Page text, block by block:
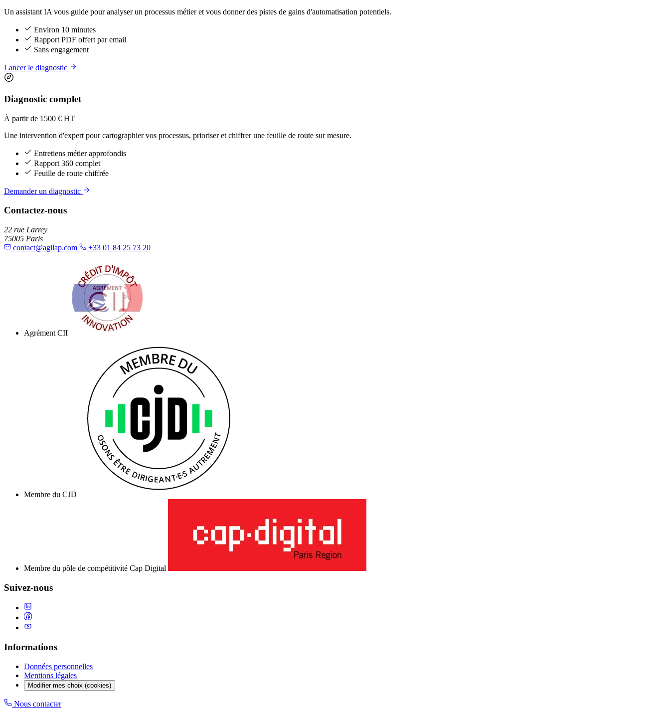
Un assistant IA vous guide pour analyser un processus métier et vous donner des pistes de gains d'automatisation potentiels.
Environ 10 minutes
Rapport PDF offert par email
Sans engagement
Lancer le diagnostic
Diagnostic complet
À partir de 1500 € HT
Une intervention d'expert pour cartographier vos processus, prioriser et chiffrer une feuille de route sur mesure.
Entretiens métier approfondis
Rapport 360 complet
Feuille de route chiffrée
Demander un diagnostic
Contactez-nous
22 rue Larrey
75005 Paris
contact@agilap.com
+33 01 84 25 73 20
Agrément CII
Membre du CJD
Membre du pôle de compétitivité Cap Digital
Suivez-nous
Informations
Données personnelles
Mentions légales
Modifier mes choix (cookies)
Nous contacter